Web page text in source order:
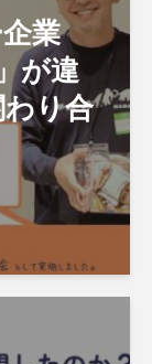
業
が違
り合